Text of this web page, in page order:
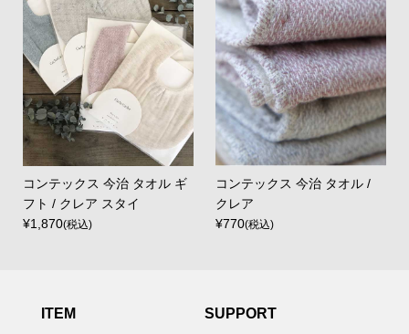
コンテックス 今治 タオル ギ
フト / クレア スタイ
¥1,870(税込)
コンテックス 今治 タオル /
クレア
¥770(税込)
ITEM SUPPORT